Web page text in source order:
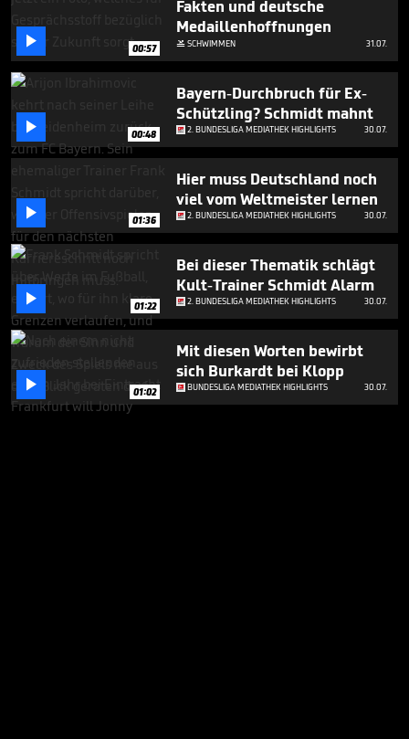
 00:57
Fakten und deutsche
Medaillenhoffnungen
SCHWIMMEN 31.07.
 00:48
Bayern-Durchbruch für Ex-
Schützling? Schmidt mahnt
2. BUNDESLIGA MEDIATHEK HIGHLIGHTS 30.07.
 01:36
Hier muss Deutschland noch
viel vom Weltmeister lernen
2. BUNDESLIGA MEDIATHEK HIGHLIGHTS 30.07.
 01:22
Bei dieser Thematik schlägt
Kult-Trainer Schmidt Alarm
2. BUNDESLIGA MEDIATHEK HIGHLIGHTS 30.07.
 01:02
Mit diesen Worten bewirbt
sich Burkardt bei Klopp
BUNDESLIGA MEDIATHEK HIGHLIGHTS 30.07.